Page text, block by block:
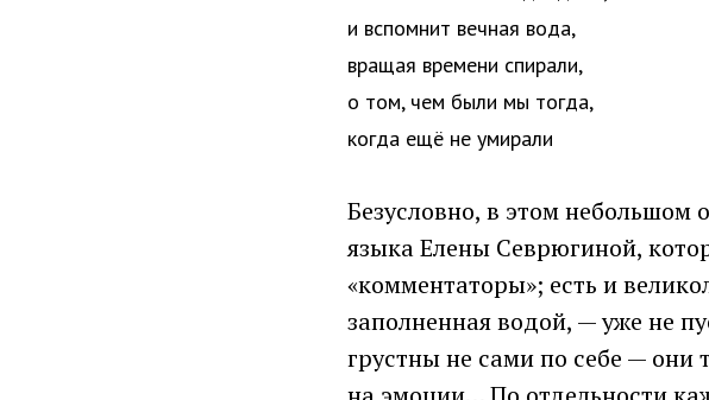
и вспомнит вечная вода,
вращая времени спирали,
о том, чем были мы тогда,
когда ещё не умирали
Безусловно, в этом небольшом
языка Елены Севрюгиной,
«комментаторы»; есть и
заполненная водой, — уже не
грустны не сами по себе — они